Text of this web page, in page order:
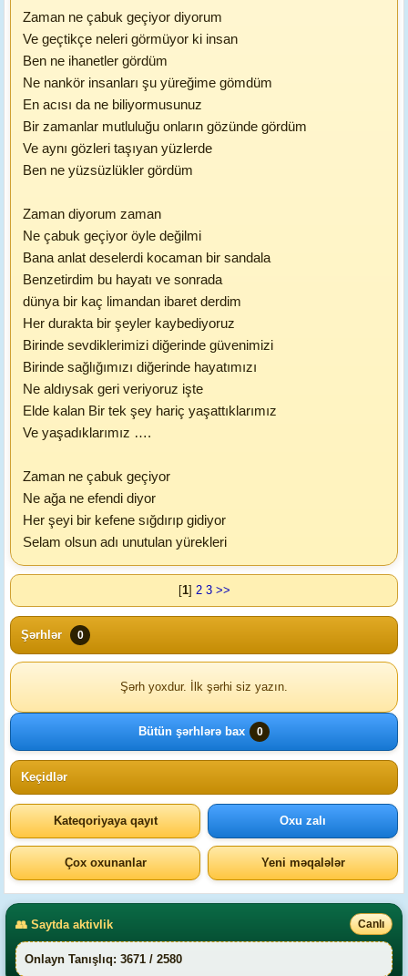
Zaman ne çabuk geçiyor diyorum
Ve geçtikçe neleri görmüyor ki insan
Ben ne ihanetler gördüm
Ne nankör insanları şu yüreğime gömdüm
En acısı da ne biliyormusunuz
Bir zamanlar mutluluğu onların gözünde gördüm
Ve aynı gözleri taşıyan yüzlerde
Ben ne yüzsüzlükler gördüm
Zaman diyorum zaman
Ne çabuk geçiyor öyle değilmi
Bana anlat deselerdi kocaman bir sandala
Benzetirdim bu hayatı ve sonrada
dünya bir kaç limandan ibaret derdim
Her durakta bir şeyler kaybediyoruz
Birinde sevdiklerimizi diğerinde güvenimizi
Birinde sağlığımızı diğerinde hayatımızı
Ne aldıysak geri veriyoruz işte
Elde kalan Bir tek şey hariç yaşattıklarımız
Ve yaşadıklarımız ….
Zaman ne çabuk geçiyor
Ne ağa ne efendi diyor
Her şeyi bir kefene sığdırıp gidiyor
Selam olsun adı unutulan yürekleri
[1] 2 3 >>
Şərhlər 0
Şərh yoxdur. İlk şərhi siz yazın.
Bütün şərhlərə bax 0
Keçidlər
Kateqoriyaya qayıt Oxu zalı
Çox oxunanlar Yeni məqalələr
👥 Saytda aktivlik Canlı
Onlayn Tanışlıq: 3671 / 2580